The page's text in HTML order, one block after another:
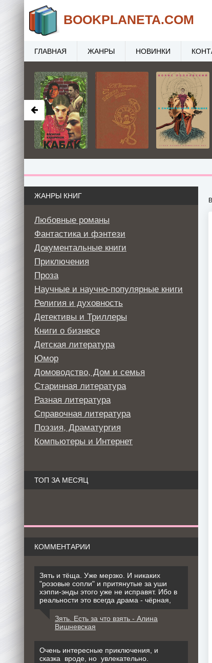
ЖАНРЫ КНИГ
Любовные романы
Фантастика и фэнтези
Документальные книги
Приключения
Проза
Научные и научно-популярные книги
Религия и духовность
Детективы и Триллеры
Книги о бизнесе
Детская литература
Юмор
Домоводство, Дом и семья
Старинная литература
Разная литература
Справочная литература
Поэзия, Драматургия
Компьютеры и Интернет
ТОП ЗА МЕСЯЦ
КОММЕНТАРИИ
Зять и тёща. Уже мерзко. И никаких
"розовые сопли" и притянутые за уши
хэппи-энды этого уже не исправят. Ибо в
реальности это всегда драма - чёрная,
Зять. Есть за что взять - Алина
Вишневская
Очень интересные приключения, и
сказка вроде, но увлекательно.
BOOKPLANETA.COM
ГЛАВНАЯ ЖАНРЫ НОВИНКИ